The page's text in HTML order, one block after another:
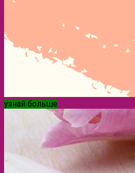
узнай больше